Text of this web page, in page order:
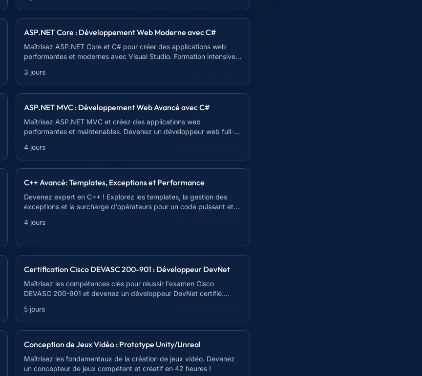
ASP.NET Core : Développement Web Moderne avec C#
Maîtrisez ASP.NET Core et C# pour créer des applications web
performantes et modernes avec Visual Studio. Formation intensive
3 jours
ASP.NET MVC : Développement Web Avancé avec C#
Maîtrisez ASP.NET MVC et créez des applications web
performantes et maintenables. Devenez un développeur web full-
4 jours
C++ Avancé: Templates, Exceptions et Performance
Devenez expert en C++ ! Explorez les templates, la gestion des
exceptions et la surcharge d'opérateurs pour un code puissant et
4 jours
Certification Cisco DEVASC 200-901 : Développeur DevNet
Maîtrisez les compétences clés pour réussir l'examen Cisco
DEVASC 200-901 et devenez un développeur DevNet certifié.
5 jours
Conception de Jeux Vidéo : Prototype Unity/Unreal
Maîtrisez les fondamentaux de la création de jeux vidéo. Devenez
un concepteur de jeux compétent et créatif en 42 heures !